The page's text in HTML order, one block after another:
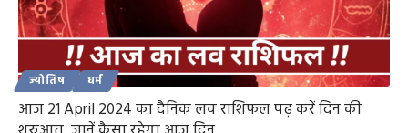
ज्योतिष धर्म
आज 21 April 2024 का दैनिक लव राशिफल पढ़ करें दिन की